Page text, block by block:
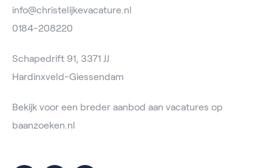
info@christelijkevacature.nl
0184-208220
Schapedrift 91, 3371 JJ
Hardinxveld-Giessendam
Bekijk voor een breder aanbod aan vacatures op
baanzoeken.nl